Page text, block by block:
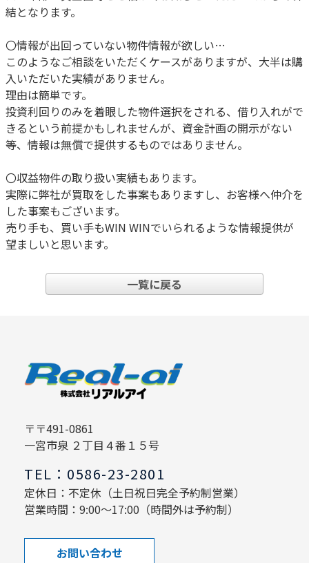
結となります。
〇情報が出回っていない物件情報が欲しい…
このようなご相談をいただくケースがありますが、大半は購
入いただいた実績がありません。
理由は簡単です。
投資利回りのみを着眼した物件選択をされる、借り入れがで
きるという前提かもしれませんが、資金計画の開示がない
等、情報は無償で提供するものではありません。
〇収益物件の取り扱い実績もあります。
実際に弊社が買取をした事案もありますし、お客様へ仲介を
した事案もございます。
売り手も、買い手もWIN WINでいられるような情報提供が
望ましいと思います。
一覧に戻る
〒〒491-0861
一宮市泉 ２丁目４番１５号
TEL：0586-23-2801
定休日：不定休（土日祝日完全予約制営業）
営業時間：9:00～17:00（時間外は予約制）
お問い合わせ